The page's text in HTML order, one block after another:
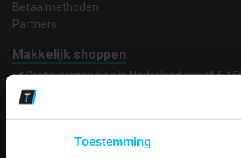
Toestemming
Betaalmethoden
Partners
Makkelijk shoppen
Gratis verzending in Nederland vanaf €
Bedruk- en borduurservice